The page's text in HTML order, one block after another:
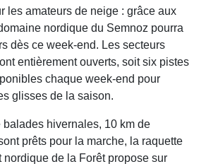
les amateurs de neige : grâce aux
nordique du Semnoz pourra
dès ce week-end. Les secteurs
entièrement ouverts, soit six pistes
chaque week-end pour
glisses de la saison.
balades hivernales, 10 km de
prêts pour la marche, la raquette
de la Forêt propose sur